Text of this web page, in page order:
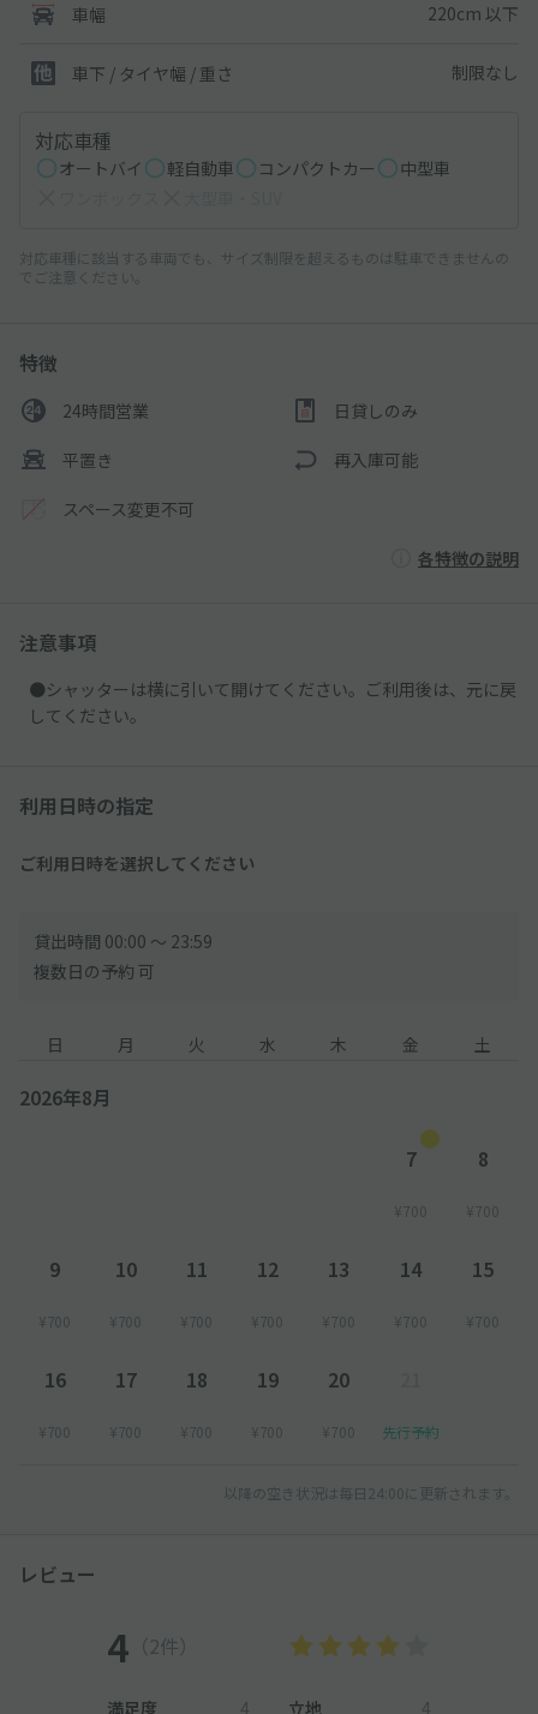
車幅 220cm 以下
車下 / タイヤ幅 / 重さ 制限なし
対応車種
オートバイ 軽自動車 コンパクトカー
中型車
対応車種に該当する車両でも、サイズ制限を超えるものは駐車できませんの
でご注意ください。
特徴
24時間営業 日貸しのみ
平置き 再入庫可能
スペース変更不可
各特徴の説明
注意事項
●シャッターは横に引いて開けてください。ご利用後は、元に戻
してください。
利用日時の指定
ご利用日時を選択してください
貸出時間 00:00 〜 23:59
複数日の予約 可
日 月 火 水 木 金 土
2026年8月
7
¥700
8
¥700
9
¥700
10
¥700
11
¥700
12
¥700
13
¥700
14
¥700
15
¥700
16
¥700
17
¥700
18
¥700
19
¥700
20
¥700 先行予約
以降の空き状況は毎日24:00に更新されます。
レビュー
4 （2件）
満足度 4 立地 4